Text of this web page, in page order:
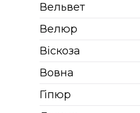
Вельвет
Велюр
Віскоза
Вовна
Гіпюр